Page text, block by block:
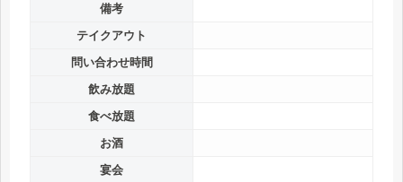
備考
テイクアウト
問い合わせ時間
飲み放題
食べ放題
お酒
宴会